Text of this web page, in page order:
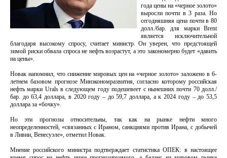
года цены на «черное золото»
выросли почти в 3 раза. Но
сегодняшняя цена почти в 80
долл./бар. для марки Brent
является исключительной
благодаря высокому спросу, считает министр. Он уверен, что предстоящей
зимой риски обвала спроса не нефть возрастут, а это закономерно будет «давить
на цены».
Новак напомнил, что снижение мировых цен на «черное золото» заложено в 6-
летнем базовом прогнозе Минэкономразвития, согласно которому российская
нефть марки Urals в следующем году подешевеет с нынешних почти 70 долл./
бар. до 63,4 доллара, в 2020 году – до 59,7 доллара, а к 2024 году – до 53,5
доллара за «бочку».
Но эти прогнозы относительны, так как на рынке нефти много
неопределенностей, «связанных с Ираном, санкциями против Ирана, с добычей
в Ливии, Венесуэле», отметил Новак.
Мнение российского министра подтверждает статистика ОПЕК: в настоящее